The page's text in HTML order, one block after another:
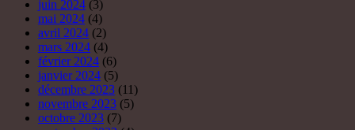
juin 2024 (3)
mai 2024 (4)
avril 2024 (2)
mars 2024 (4)
février 2024 (6)
janvier 2024 (5)
décembre 2023 (11)
novembre 2023 (5)
octobre 2023 (7)